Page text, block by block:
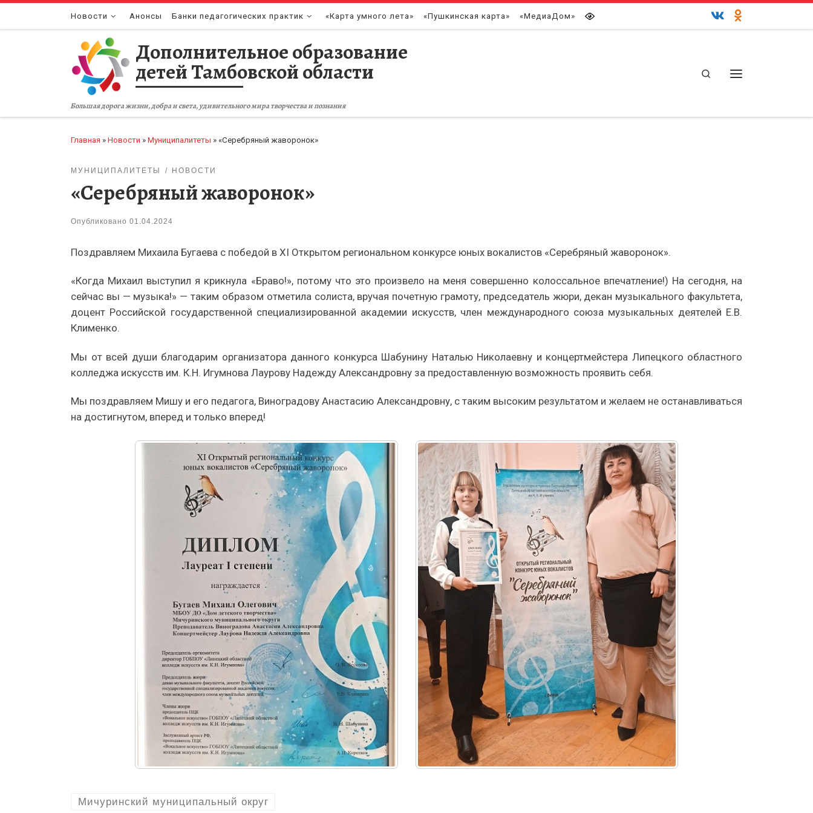
Перейти к содержимому
Новости Анонсы Банки педагогических практик «Карта умного лета» «Пушкинская карта» «МедиаДом»
Дополнительное образование
детей Тамбовской области
Большая дорога жизни, добра и света, удивительного мира творчества и познания
Search
Главная » Новости » Муниципалитеты » «Серебряный жаворонок»
МУНИЦИПАЛИТЕТЫ НОВОСТИ
«Серебряный жаворонок»
Опубликовано 01.04.2024
Поздравляем Михаила Бугаева с победой в XI Открытом региональном конкурсе юных вокалистов «Серебряный жаворонок».
«Когда Михаил выступил я крикнула «Браво!», потому что это произвело на меня совершенно колоссальное впечатление!) На сегодня, на
сейчас вы — музыка!» — таким образом отметила солиста, вручая почетную грамоту, председатель жюри, декан музыкального факультета,
доцент Российской государственной специализированной академии искусств, член международного союза музыкальных деятелей Е.В.
Клименко.
Мы от всей души благодарим организатора данного конкурса Шабунину Наталью Николаевну и концертмейстера Липецкого областного
колледжа искусств им. К.Н. Игумнова Лаурову Надежду Александровну за предоставленную возможность проявить себя.
Мы поздравляем Мишу и его педагога, Виноградову Анастасию Александровну, с таким высоким результатом и желаем не останавливаться
на достигнутом, вперед и только вперед!
Мичуринский муниципальный округ